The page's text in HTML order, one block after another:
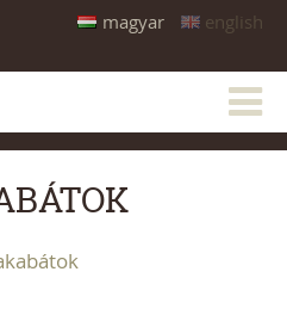
magyar english